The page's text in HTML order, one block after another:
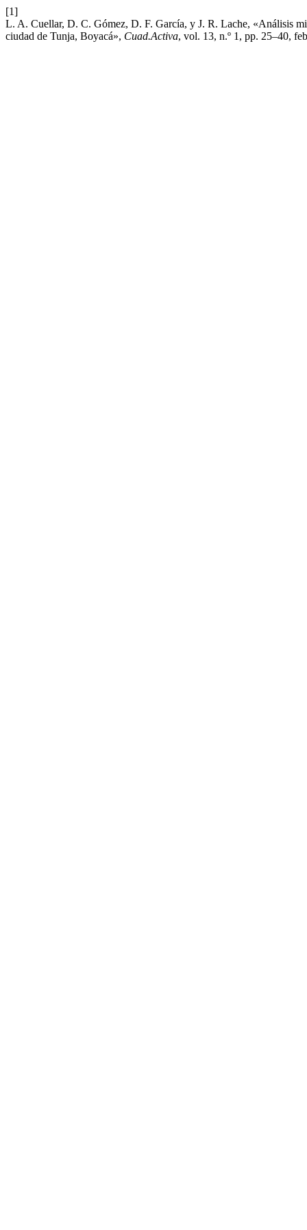
[1]
L. A. Cuellar, D. C. Gómez, D. F. García, y J. R. Lache, «Análisis
ciudad de Tunja, Boyacá», Cuad.Activa, vol. 13, n.º 1, pp. 25–40,